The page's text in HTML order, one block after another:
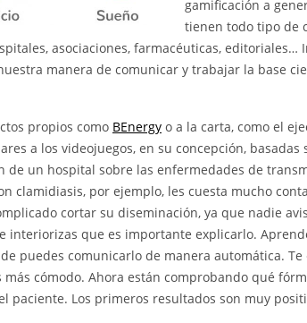
gamificación a
tienen todo tipo de
asociaciones, farmacéuticas, editoriales…
manera de comunicar y trabajar la base
propios como BEnergy o a la carta, como el
a los videojuegos, en su concepción,
de un hospital sobre las enfermedades de
clamidiasis, por ejemplo, les cuesta mucho
cortar su diseminación, ya que nadie
interiorizas que es importante explicarlo.
puedes comunicarlo de manera automática.
cómodo. Ahora están comprobando qué
paciente. Los primeros resultados son muy